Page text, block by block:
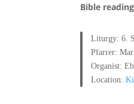
Bible reading
Liturgy: 6.
Pfarrer:
Organist:
Location: